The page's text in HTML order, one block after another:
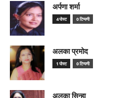
अर्पणा शर्मा
4 पोस्ट 0 टिप्पणी
अलका प्रमोद
1 पोस्ट 0 टिप्पणी
अलका सिन्हा